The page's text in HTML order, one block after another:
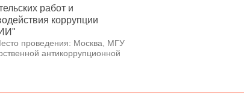
работ и
коррупции
проведения: Москва, МГУ
антикоррупционной